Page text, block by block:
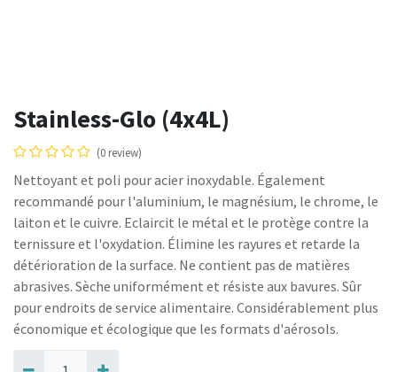
Stainless-Glo (4x4L)
(0 review)
Nettoyant et poli pour acier inoxydable. Également
recommandé pour l'aluminium, le magnésium, le chrome, le
laiton et le cuivre. Eclaircit le métal et le protège contre la
ternissure et l'oxydation. Élimine les rayures et retarde la
détérioration de la surface. Ne contient pas de matières
abrasives. Sèche uniformément et résiste aux bavures. Sûr
pour endroits de service alimentaire. Considérablement plus
économique et écologique que les formats d'aérosols.